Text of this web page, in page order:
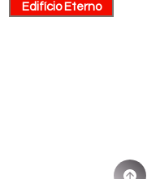
Edifício Eterno